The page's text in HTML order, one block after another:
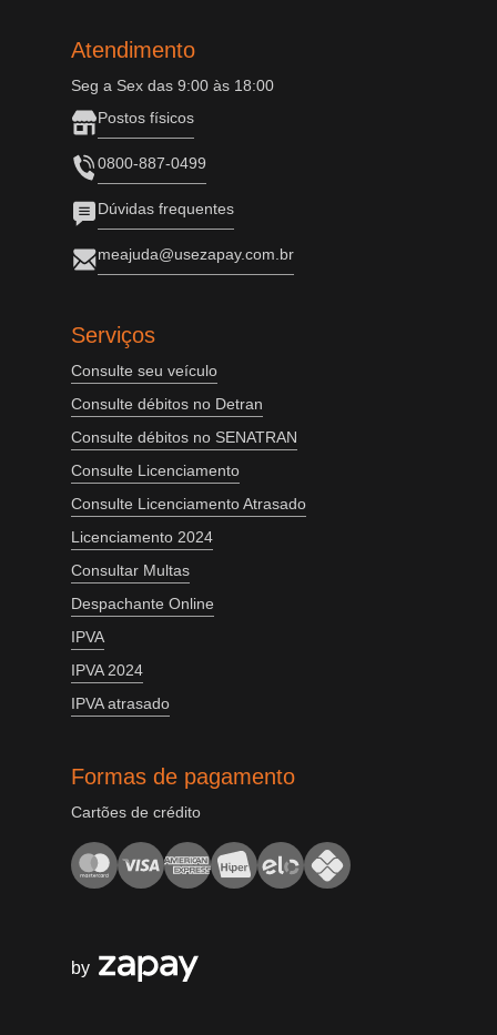
Atendimento
Seg a Sex das 9:00 às 18:00
Postos físicos
0800-887-0499
Dúvidas frequentes
meajuda@usezapay.com.br
Serviços
Consulte seu veículo
Consulte débitos no Detran
Consulte débitos no SENATRAN
Consulte Licenciamento
Consulte Licenciamento Atrasado
Licenciamento 2024
Consultar Multas
Despachante Online
IPVA
IPVA 2024
IPVA atrasado
Formas de pagamento
Cartões de crédito
by